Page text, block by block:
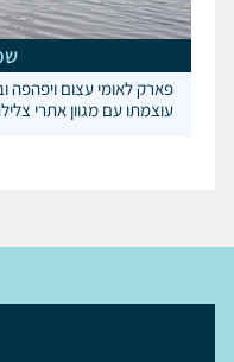
פארק לאומי עצום ויפהפה
עוצמתו עם מגוון אתרי